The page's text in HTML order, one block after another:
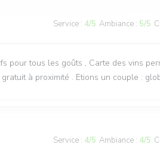
Service : 4/5 Ambiance : 5/5
pour tous les goûts , Carte des vins
à proximité . Etions un couple :
Service : 4/5 Ambiance : 4/5